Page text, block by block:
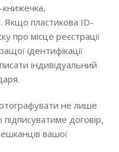
Якщо пластикова ID-
про місце реєстрації
ідентифікації
індивідуальний
не лише
договір,
вашої